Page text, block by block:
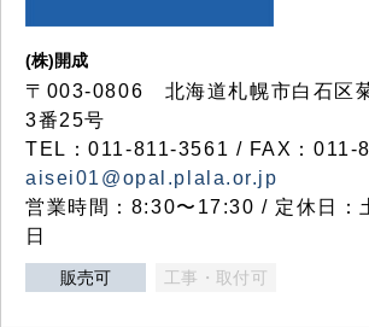
(株)開成
〒003-0806 北海道札幌市白石区
3番25号
TEL：011-811-3561 / FAX：011-
aisei01@opal.plala.or.jp
営業時間：8:30〜17:30 / 定休日：
日
販売可 工事・取付可